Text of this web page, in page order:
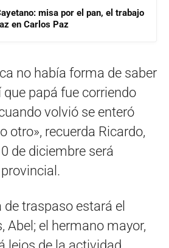
misa por el pan, el trabajo
en Carlos Paz
no había forma de saber
que papá fue corriendo
volvió se enteró
otro», recuerda Ricardo,
de diciembre será
traspaso estará el
Abel; el hermano mayor,